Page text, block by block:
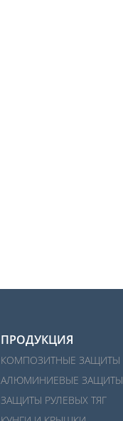
ПРОДУКЦИЯ
КОМПОЗИТНЫЕ ЗАЩИТЫ
АЛЮМИНИЕВЫЕ ЗАЩИТЫ
ЗАЩИТЫ РУЛЕВЫХ ТЯГ